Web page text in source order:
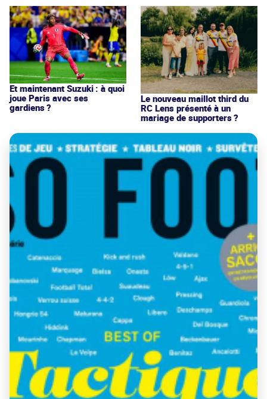
Et maintenant Suzuki : à quoi
joue Paris avec ses
gardiens ?
Le nouveau maillot third du
RC Lens présenté à un
mariage de supporters ?